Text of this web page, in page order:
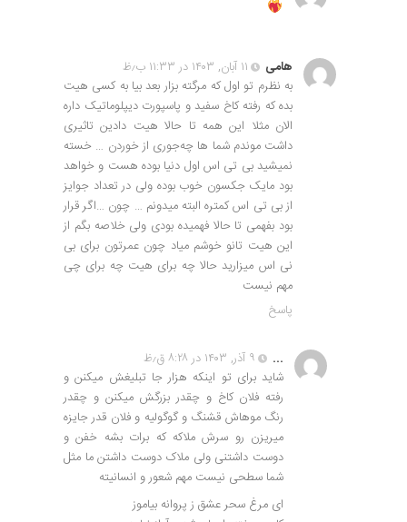
هامی
۱۱ آبان, ۱۴۰۳ در ۱۱:۳۳ ب٫ظ
به نظرم تو اول که مرگته بزار بعد بیا به کسی هیت
بده که رفته کاخ سفید و پاسپورت دیپلوماتیک داره
الان مثلا این همه تا حالا هیت دادین تاثیری
داشت موندم شما ها چه‌جوری از خوردن … خسته
نمیشید بی تی اس اول دنیا بوده هست و خواهد
بود مایک جکسون خوب بوده ولی در تعداد جوایز
از بی تی اس کمتره البته میدونم … چون …اگر قرار
بود بفهمی تا حالا فهمیده بودی ولی خلاصه بگم از
این هیت تانو خوشم میاد چون عمرتون برای بی
نی اس میزارید حالا چه برای هیت چه برای چی
مهم نیست
پاسخ
...
۹ آذر, ۱۴۰۳ در ۸:۲۸ ق٫ظ
شاید برای تو اینکه هزار جا تبلیغش میکنن و
رفته فلان کاخ و چقدر بزرگش میکنن و چقدر
رنگ موهاش قشنگ و گوگولیه و فلان قدر جایزه
میریزن رو سرش ملاکه که برات بشه خفن و
دوست داشتنی ولی ملاک دوست داشتن ما مثل
شما سطحی نیست مهم شعور و انسانیته
ای مرغ سحر عشق ز پروانه بیاموز